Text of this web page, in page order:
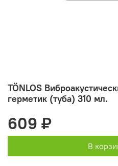
TÖNLOS
герметик (туба) 310 мл.
609 ₽
В